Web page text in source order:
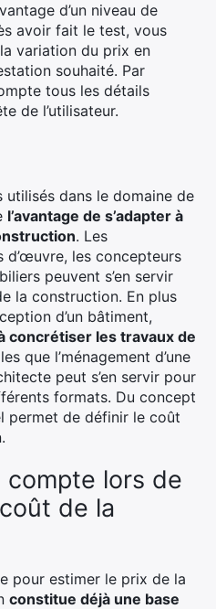
d’un niveau de
avoir fait le test, vous
variation du prix en
souhaité. Par
tous les détails
de l’utilisateur.
utilisés dans le domaine de
l’avantage de s’adapter à
. Les
d’œuvre, les concepteurs
peuvent s’en servir
la construction. En plus
d’un bâtiment,
concrétiser les travaux de
que l’ménagement d’une
peut s’en servir pour
formats. Du concept
permet de définir le coût
lors de
de la
pour estimer le prix de la
constitue déjà une base